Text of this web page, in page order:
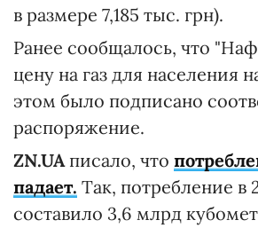
в размере 7,185 тыс. грн).
Ранее сообщалось, что
цену на газ для населения
этом было подписано
распоряжение.
ZN.UAписало, что
падает. Так, потребление в
составило 3,6 млрд